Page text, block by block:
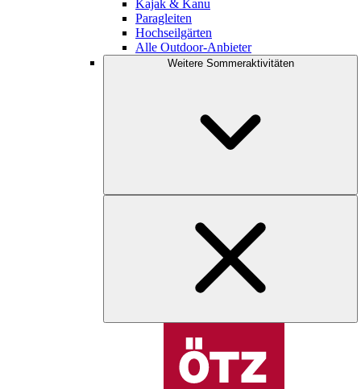
Kajak & Kanu
Paragleiten
Hochseilgärten
Alle Outdoor-Anbieter
Weitere Sommeraktivitäten